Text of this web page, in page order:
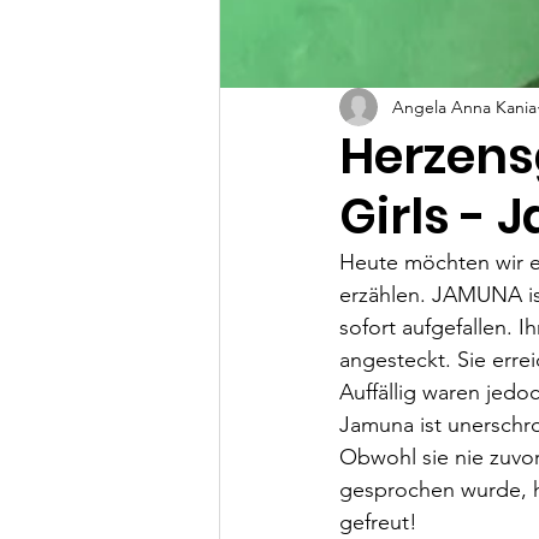
Girls -
Angela Anna Kania
Heute möchten wir
erzählen. JAMUNA
sofort aufgefallen.
angesteckt. Sie
Auffällig waren
Jamuna ist
Obwohl sie nie
gesprochen wurde,
gefreut!